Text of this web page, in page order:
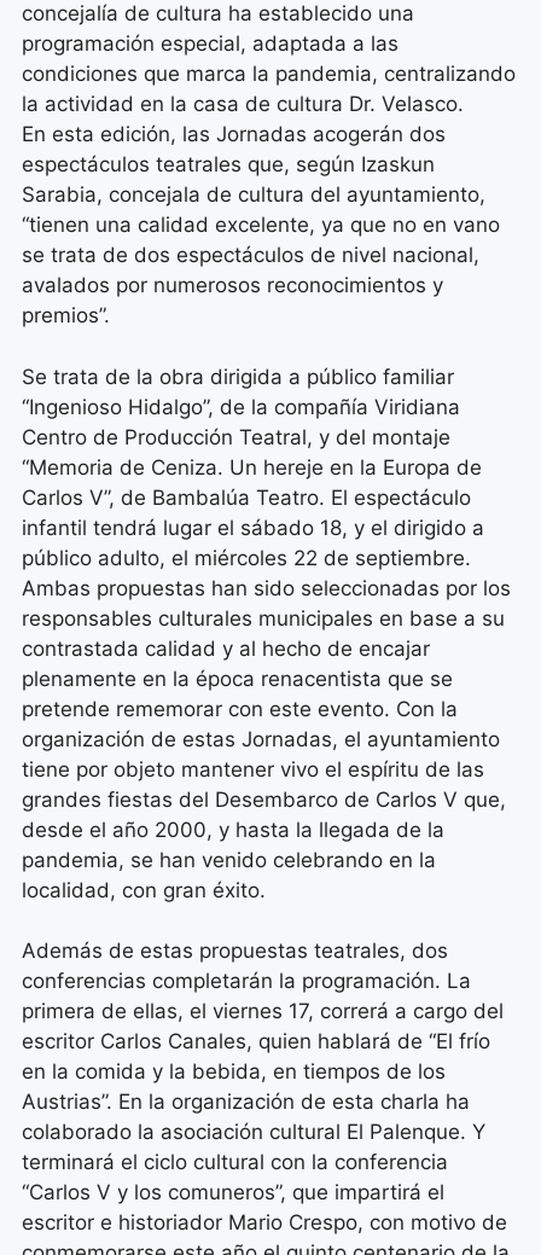
concejalía de cultura ha establecido una
programación especial, adaptada a las
condiciones que marca la pandemia, centralizando
la actividad en la casa de cultura Dr. Velasco.
En esta edición, las Jornadas acogerán dos
espectáculos teatrales que, según Izaskun
Sarabia, concejala de cultura del ayuntamiento,
“tienen una calidad excelente, ya que no en vano
se trata de dos espectáculos de nivel nacional,
avalados por numerosos reconocimientos y
premios”.
Se trata de la obra dirigida a público familiar
“Ingenioso Hidalgo”, de la compañía Viridiana
Centro de Producción Teatral, y del montaje
“Memoria de Ceniza. Un hereje en la Europa de
Carlos V”, de Bambalúa Teatro. El espectáculo
infantil tendrá lugar el sábado 18, y el dirigido a
público adulto, el miércoles 22 de septiembre.
Ambas propuestas han sido seleccionadas por los
responsables culturales municipales en base a su
contrastada calidad y al hecho de encajar
plenamente en la época renacentista que se
pretende rememorar con este evento. Con la
organización de estas Jornadas, el ayuntamiento
tiene por objeto mantener vivo el espíritu de las
grandes fiestas del Desembarco de Carlos V que,
desde el año 2000, y hasta la llegada de la
pandemia, se han venido celebrando en la
localidad, con gran éxito.
Además de estas propuestas teatrales, dos
conferencias completarán la programación. La
primera de ellas, el viernes 17, correrá a cargo del
escritor Carlos Canales, quien hablará de “El frío
en la comida y la bebida, en tiempos de los
Austrias”. En la organización de esta charla ha
colaborado la asociación cultural El Palenque. Y
terminará el ciclo cultural con la conferencia
“Carlos V y los comuneros”, que impartirá el
escritor e historiador Mario Crespo, con motivo de